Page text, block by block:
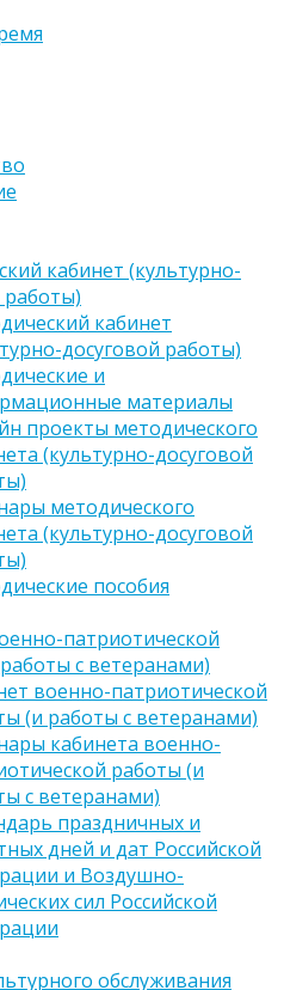
кабинет (культурно-
работы)
кабинет
досуговой работы)
и
материалы
проекты методического
(культурно-досуговой
методического
(культурно-досуговой
пособия
патриотической
с ветеранами)
военно-патриотической
(и работы с ветеранами)
кабинета военно-
работы (и
с ветеранами)
праздничных и
дней и дат Российской
и Воздушно-
сил Российской
обслуживания